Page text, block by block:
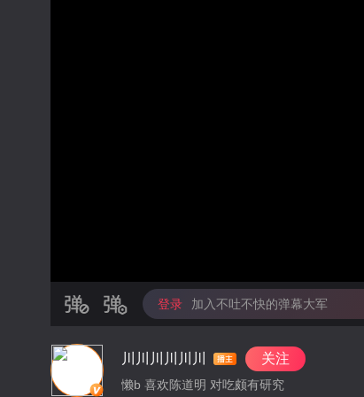
登录 加入不吐不快的弹幕大军
川川川川川川 关注
懒b 喜欢陈道明 对吃颇有研究